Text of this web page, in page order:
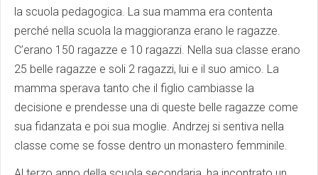
la scuola pedagogica. La sua mamma era contenta
perché nella scuola la maggioranza erano le ragazze.
C’erano 150 ragazze e 10 ragazzi. Nella sua classe erano
25 belle ragazze e soli 2 ragazzi, lui e il suo amico. La
mamma sperava tanto che il figlio cambiasse la
decisione e prendesse una di queste belle ragazze come
sua fidanzata e poi sua moglie. Andrzej si sentiva nella
classe come se fosse dentro un monastero femminile.